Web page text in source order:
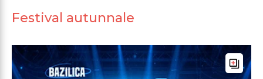
Festival autunnale